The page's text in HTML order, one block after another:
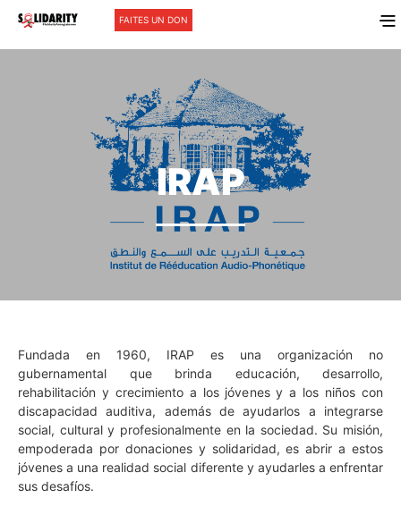
FAITES UN DON
IRAP
Fundada en 1960, IRAP es una organización no
gubernamental que brinda educación, desarrollo,
rehabilitación y crecimiento a los jóvenes y a los niños con
discapacidad auditiva, además de ayudarlos a integrarse
social, cultural y profesionalmente en la sociedad. Su misión,
empoderada por donaciones y solidaridad, es abrir a estos
jóvenes a una realidad social diferente y ayudarles a enfrentar
sus desafíos.